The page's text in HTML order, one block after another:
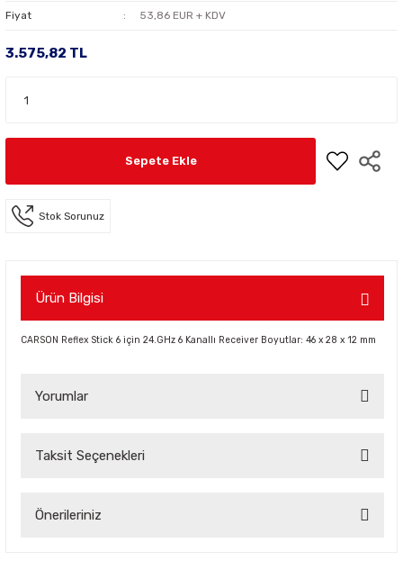
Fiyat 53,86 EUR + KDV
3.575,82 TL
Sepete Ekle
Stok Sorunuz
Ürün Bilgisi
CARSON Reflex Stick 6 için 24.GHz 6 Kanallı Receiver Boyutlar: 46 x 28 x 12 mm
Yorumlar
Taksit Seçenekleri
Önerileriniz